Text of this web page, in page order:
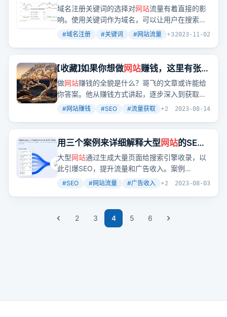
告诉你为什么要用关键字为域名
域名注册关键词的选择对网站流量有着直接的影
响。使用关键词作为域名，可以让用户在搜索时
直接找到你的
网站，从而增加网站
的自然搜索流
#域名注册 #关键词 #网站流量 +32023-11-02
【收藏】如果你想做网站赚钱，这里有张
“路线图”，通过36篇文章让你知道每一
步该怎么做
做网站赚钱的全貌是什么？哥飞的文章或许能给
你答案。他从赚钱方式讲起，逐步深入到获取流
量、挖掘需求，再到
网站搭建，最后是实践案
该怎么做，让你的网站不仅仅是个站点，更是赚
钱的工具。
#网站赚钱 #SEO #流量获取 +2 2023-08-14
用三个案例来详细解释大型网站的SEO
引爆点为什么是生成几十万个页面给搜
索引擎收录（上）
大型网站通过生成大量页面给搜索引擎收录，以
此引爆SEO，提升流量和广告收入。案例
DateTimeGo.com通过生成大量时间查询页面，
#SEO #网站流量 #广告收入 +2 2023-08-03
2 3 4 5 6